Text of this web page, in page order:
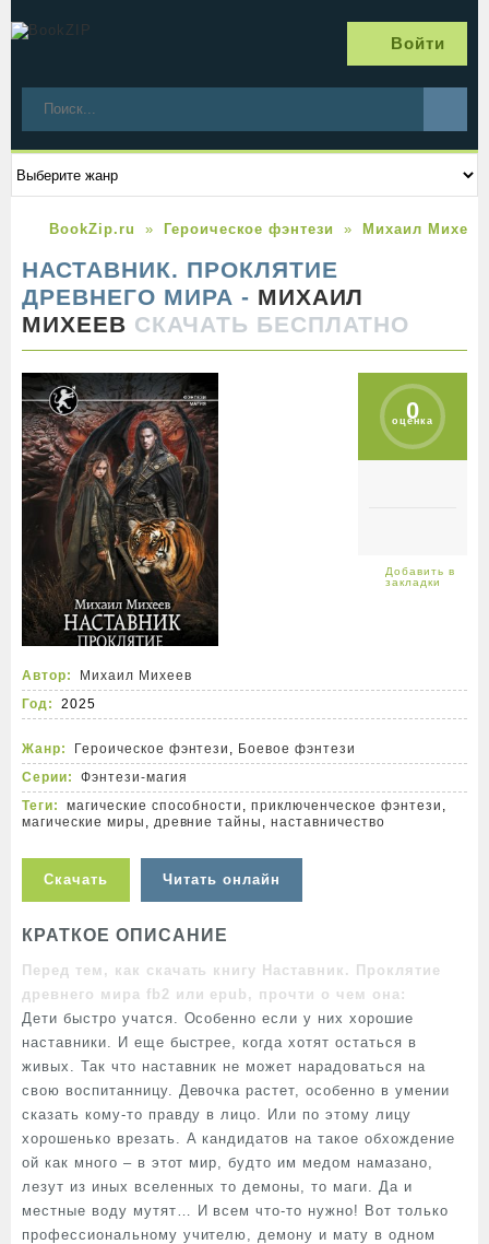
Войти
BookZip.ru Героическое фэнтези Михаил Михеев
НАСТАВНИК. ПРОКЛЯТИЕ
ДРЕВНЕГО МИРА - МИХАИЛ
МИХЕЕВ СКАЧАТЬ БЕСПЛАТНО
0
оценка
Автор:
Михаил Михеев
Год:
2025
Жанр: Героическое фэнтези , Боевое фэнтези
Серии:
Фэнтези-магия
Теги:
магические способности ,приключенческое фэнтези ,
магические миры , древние тайны ,наставничество
Скачать Читать онлайн
КРАТКОЕ ОПИСАНИЕ
Перед тем, как скачать книгу Наставник. Проклятие
древнего мира fb2 или epub, прочти о чем она:
Дети быстро учатся. Особенно если у них хорошие
наставники. И еще быстрее, когда хотят остаться в
живых. Так что наставник не может нарадоваться на
свою воспитанницу. Девочка растет, особенно в умении
сказать кому-то правду в лицо. Или по этому лицу
хорошенько врезать. А кандидатов на такое обхождение
ой как много – в этот мир, будто им медом намазано,
лезут из иных вселенных то демоны, то маги. Да и
местные воду мутят… И всем что-то нужно! Вот только
профессиональному учителю, демону и мату в одном